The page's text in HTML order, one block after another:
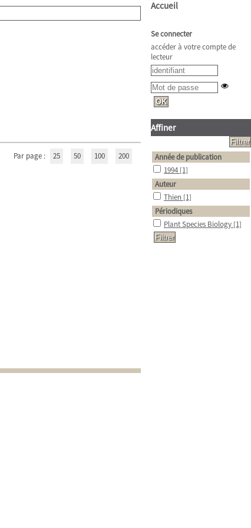
Par page : 25 50 100 200
Accueil
Se connecter
accéder à votre compte de
lecteur
Affiner
Année de publication
1994 [1]
Auteur
Thien [1]
Périodiques
Plant Species Biology [1]